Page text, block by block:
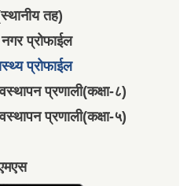
तह)
प्रोफाईल
प्रोफाईल
प्रणाली(कक्षा-८)
प्रणाली(कक्षा-५)